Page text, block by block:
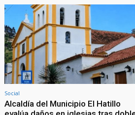
Social
Alcaldía del Municipio El Hatillo